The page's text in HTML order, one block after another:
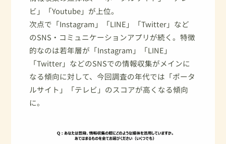
ビ」「Youtube」が上位。
次点で「Instagram」「LINE」「Twitter」など
のSNS・コミュニケーションアプリが続く。特徴
的なのは若年層が「Instagram」「LINE」
「Twitter」などのSNSでの情報収集がメインに
なる傾向に対して、今回調査の年代では「ポータ
ルサイト」「テレビ」のスコアが高くなる傾向
に。